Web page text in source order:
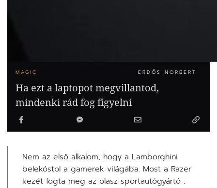
MAGIC ERDŐS NORBERT
Ha ezt a laptopot megvillantod,
mindenki rád fog figyelni
Nem az első alkalom, hogy a Lamborghini
belekóstol a gamerek világába. Most a Razer
kezét fogta meg az olasz sportautógyártó .